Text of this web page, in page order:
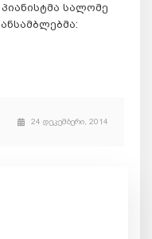
სალომე
24 დეკემბერი, 2014